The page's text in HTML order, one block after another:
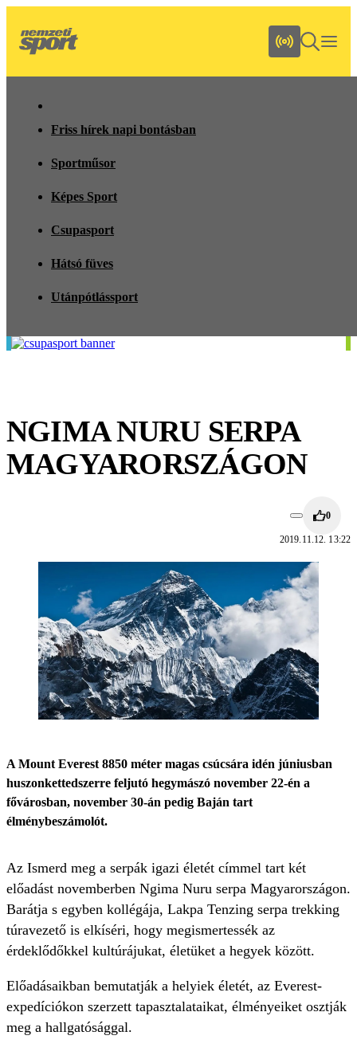
Friss hírek napi bontásban
Sportműsor
Képes Sport
Csupasport
Hátsó füves
Utánpótlássport
NGIMA NURU SERPA
MAGYARORSZÁGON
0
2019.11.12. 13:22
A Mount Everest 8850 méter magas csúcsára idén júniusban
huszonkettedszerre feljutó hegymászó november 22-én a
fővárosban, november 30-án pedig Baján tart
élménybeszámolót.
Az Ismerd meg a serpák igazi életét címmel tart két
előadást novemberben Ngima Nuru serpa Magyarországon.
Barátja s egyben kollégája, Lakpa Tenzing serpa trekking
túravezető is elkíséri, hogy megismertessék az
érdeklődőkkel kultúrájukat, életüket a hegyek között.
Előadásaikban bemutatják a helyiek életét, az Everest-
expedíciókon szerzett tapasztalataikat, élményeiket osztják
meg a hallgatósággal.